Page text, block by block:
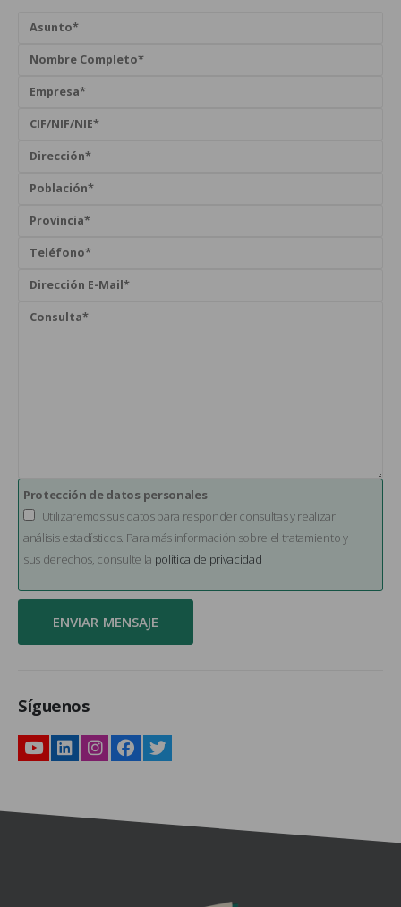
Protección de datos personales
Utilizaremos sus datos para responder consultas y realizar
análisis estadísticos. Para más información sobre el tratamiento y
sus derechos, consulte la política de privacidad
Síguenos